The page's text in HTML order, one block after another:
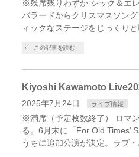
※残席残りわずか シック＆エ
バラードからクリスマスソン
ィックなステージをじっくり
この記事を読む
Kiyoshi Kawamoto
2025年7月24日 ライブ情報
※満席（予定枚数終了） ロマ
る。6月末に「For Old Times’
うちに追加公演が決定。ラブ